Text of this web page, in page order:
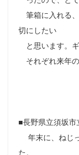
筆箱に入れる
切にしたい
と思います。
それぞれ来年
■長野県立須坂
年末に、ねじ
た。